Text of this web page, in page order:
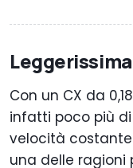
Con un CX da
infatti poco più
velocità costante
una delle ragioni